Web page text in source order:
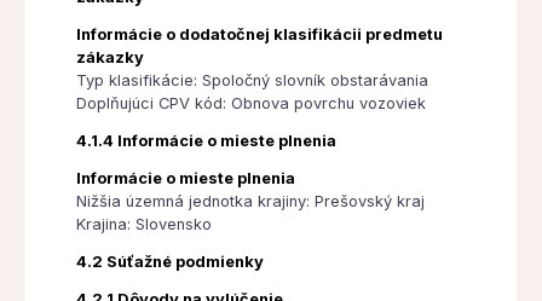
Informácie o dodatočnej klasifikácii predmetu
zákazky
Typ klasifikácie: Spoločný slovník obstarávania
Doplňujúci CPV kód: Obnova povrchu vozoviek
4.1.4 Informácie o mieste plnenia
Informácie o mieste plnenia
Nižšia územná jednotka krajiny: Prešovský kraj
Krajina: Slovensko
4.2 Súťažné podmienky